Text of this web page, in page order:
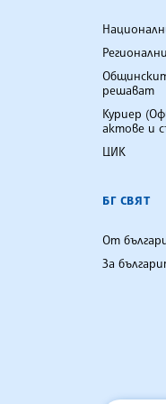
решават
Куриер
актове и
ЦИК
БГ СВЯТ
От
За